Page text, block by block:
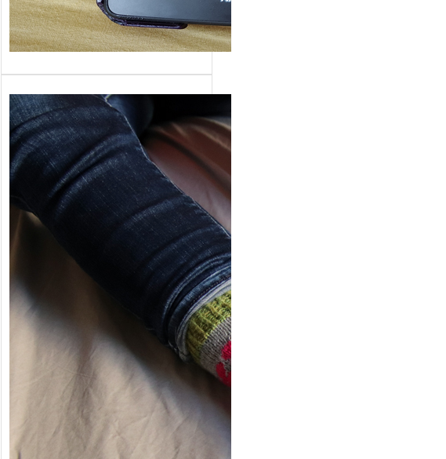
{Tricot} Flower
power socks
Ce patron a été
initialement créé pour les
membres de…